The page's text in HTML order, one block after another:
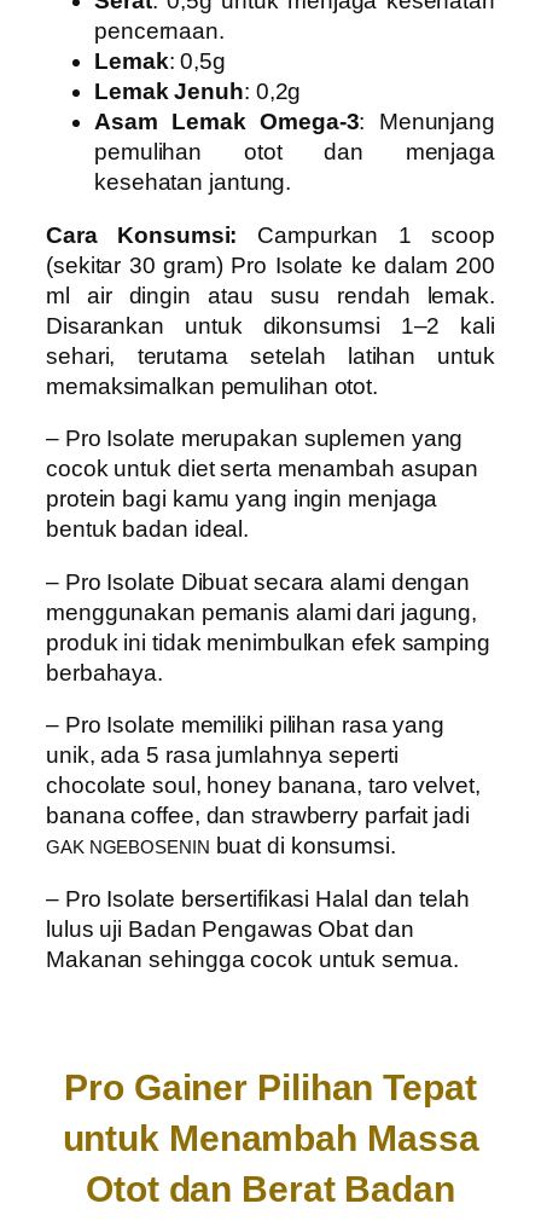
pencernaan.
Lemak: 0,5g
Lemak Jenuh: 0,2g
Asam Lemak Omega-3: Menunjang
pemulihan otot dan menjaga
kesehatan jantung.
Cara Konsumsi: Campurkan 1 scoop
(sekitar 30 gram) Pro Isolate ke dalam 200
ml air dingin atau susu rendah lemak.
Disarankan untuk dikonsumsi 1–2 kali
sehari, terutama setelah latihan untuk
memaksimalkan pemulihan otot.
– Pro Isolate merupakan suplemen yang
cocok untuk diet serta menambah asupan
protein bagi kamu yang ingin menjaga
bentuk badan ideal.
– Pro Isolate Dibuat secara alami dengan
menggunakan pemanis alami dari jagung,
produk ini tidak menimbulkan efek samping
berbahaya.
– Pro Isolate memiliki pilihan rasa yang
unik, ada 5 rasa jumlahnya seperti
chocolate soul, honey banana, taro velvet,
banana coffee, dan strawberry parfaitjadi
GAK NGEBOSENIN buat di konsumsi.
– Pro Isolate bersertifikasi Halal dan telah
lulus uji Badan Pengawas Obat dan
Makanan sehingga cocok untuk semua.
Pro Gainer Pilihan Tepat
untuk Menambah Massa
Otot dan Berat Badan